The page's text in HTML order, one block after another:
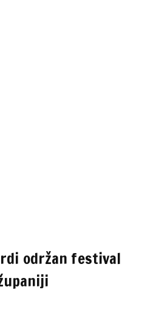
održan festival